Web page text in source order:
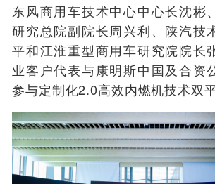
东风商用车技术中心中心长沈彬
研究总院副院长周兴利、陕汽技
平和江淮重型商用车研究院院长
业客户代表与康明斯中国及合资
参与定制化2.0高效内燃机技术双